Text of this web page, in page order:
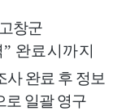
창군
” 완료시까지
사 완료 후 정보
로 일괄 영구